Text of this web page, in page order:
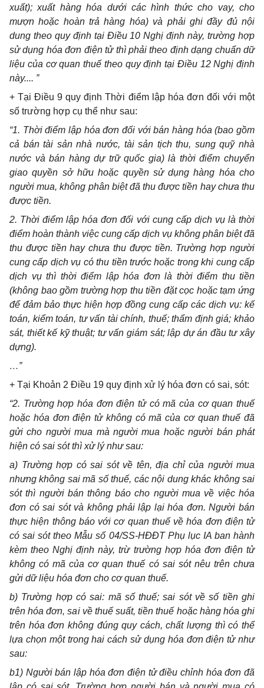
xuất); xuất hàng hóa dưới các hình thức cho vay, cho
mượn hoặc hoàn trả hàng hóa) và phải ghi đầy đủ nội
dung theo quy định tại Điều 10 Nghị định này, trường hợp
sử dụng hóa đơn điện tử thì phải theo định dạng chuẩn dữ
liệu của cơ quan thuế theo quy định tại Điều 12 Nghị định
này.... ”
+ Tại Điều 9 quy định Thời điểm lập hóa đơn đối với một
số trường hợp cụ thể như sau:
“1. Thời điểm lập hóa đơn đối với bán hàng hóa (bao gồm
cả bán tài sản nhà nước, tài sản tịch thu, sung quỹ nhà
nước và bán hàng dự trữ quốc gia) là thời điểm chuyển
giao quyền sở hữu hoặc quyền sử dụng hàng hóa cho
người mua, không phân biệt đã thu được tiền hay chưa thu
được tiền.
2. Thời điểm lập hóa đơn đối với cung cấp dịch vụ là thời
điểm hoàn thành việc cung cấp dịch vụ không phân biệt đã
thu được tiền hay chưa thu được tiền. Trường hợp người
cung cấp dịch vụ có thu tiền trước hoặc trong khi cung cấp
dịch vụ thì thời điểm lập hóa đơn là thời điểm thu tiền
(không bao gồm trường hợp thu tiền đặt cọc hoặc tạm ứng
để đảm bảo thực hiện hợp đồng cung cấp các dịch vụ: kế
toán, kiểm toán, tư vấn tài chính, thuế; thẩm định giá; khảo
sát, thiết kế kỹ thuật; tư vấn giám sát; lập dự án đầu tư xây
dựng).
…”
+ Tại Khoản 2 Điều 19 quy định xử lý hóa đơn có sai, sót:
“2. Trường hợp hóa đơn điện tử có mã của cơ quan thuế
hoặc hóa đơn điện tử không có mã của cơ quan thuế đã
gửi cho người mua mà người mua hoặc người bán phát
hiện có sai sót thì xử lý như sau:
a) Trường hợp có sai sót về tên, địa chỉ của người mua
nhưng không sai mã số thuế, các nội dung khác không sai
sót thì người bán thông báo cho người mua về việc hóa
đơn có sai sót và không phải lập lại hóa đơn. Người bán
thực hiện thông báo với cơ quan thuế về hóa đơn điện tử
có sai sót theo Mẫu số 04/SS-HĐĐT Phụ lục IA ban hành
kèm theo Nghị định này, trừ trường hợp hóa đơn điện tử
không có mã của cơ quan thuế có sai sót nêu trên chưa
gửi dữ liệu hóa đơn cho cơ quan thuế.
b) Trường hợp có sai: mã số thuế; sai sót về số tiền ghi
trên hóa đơn, sai về thuế suất, tiền thuế hoặc hàng hóa ghi
trên hóa đơn không đúng quy cách, chất lượng thì có thể
lựa chọn một trong hai cách sử dụng hóa đơn điện tử như
sau:
b1) Người bán lập hóa đơn điện tử điều chỉnh hóa đơn đã